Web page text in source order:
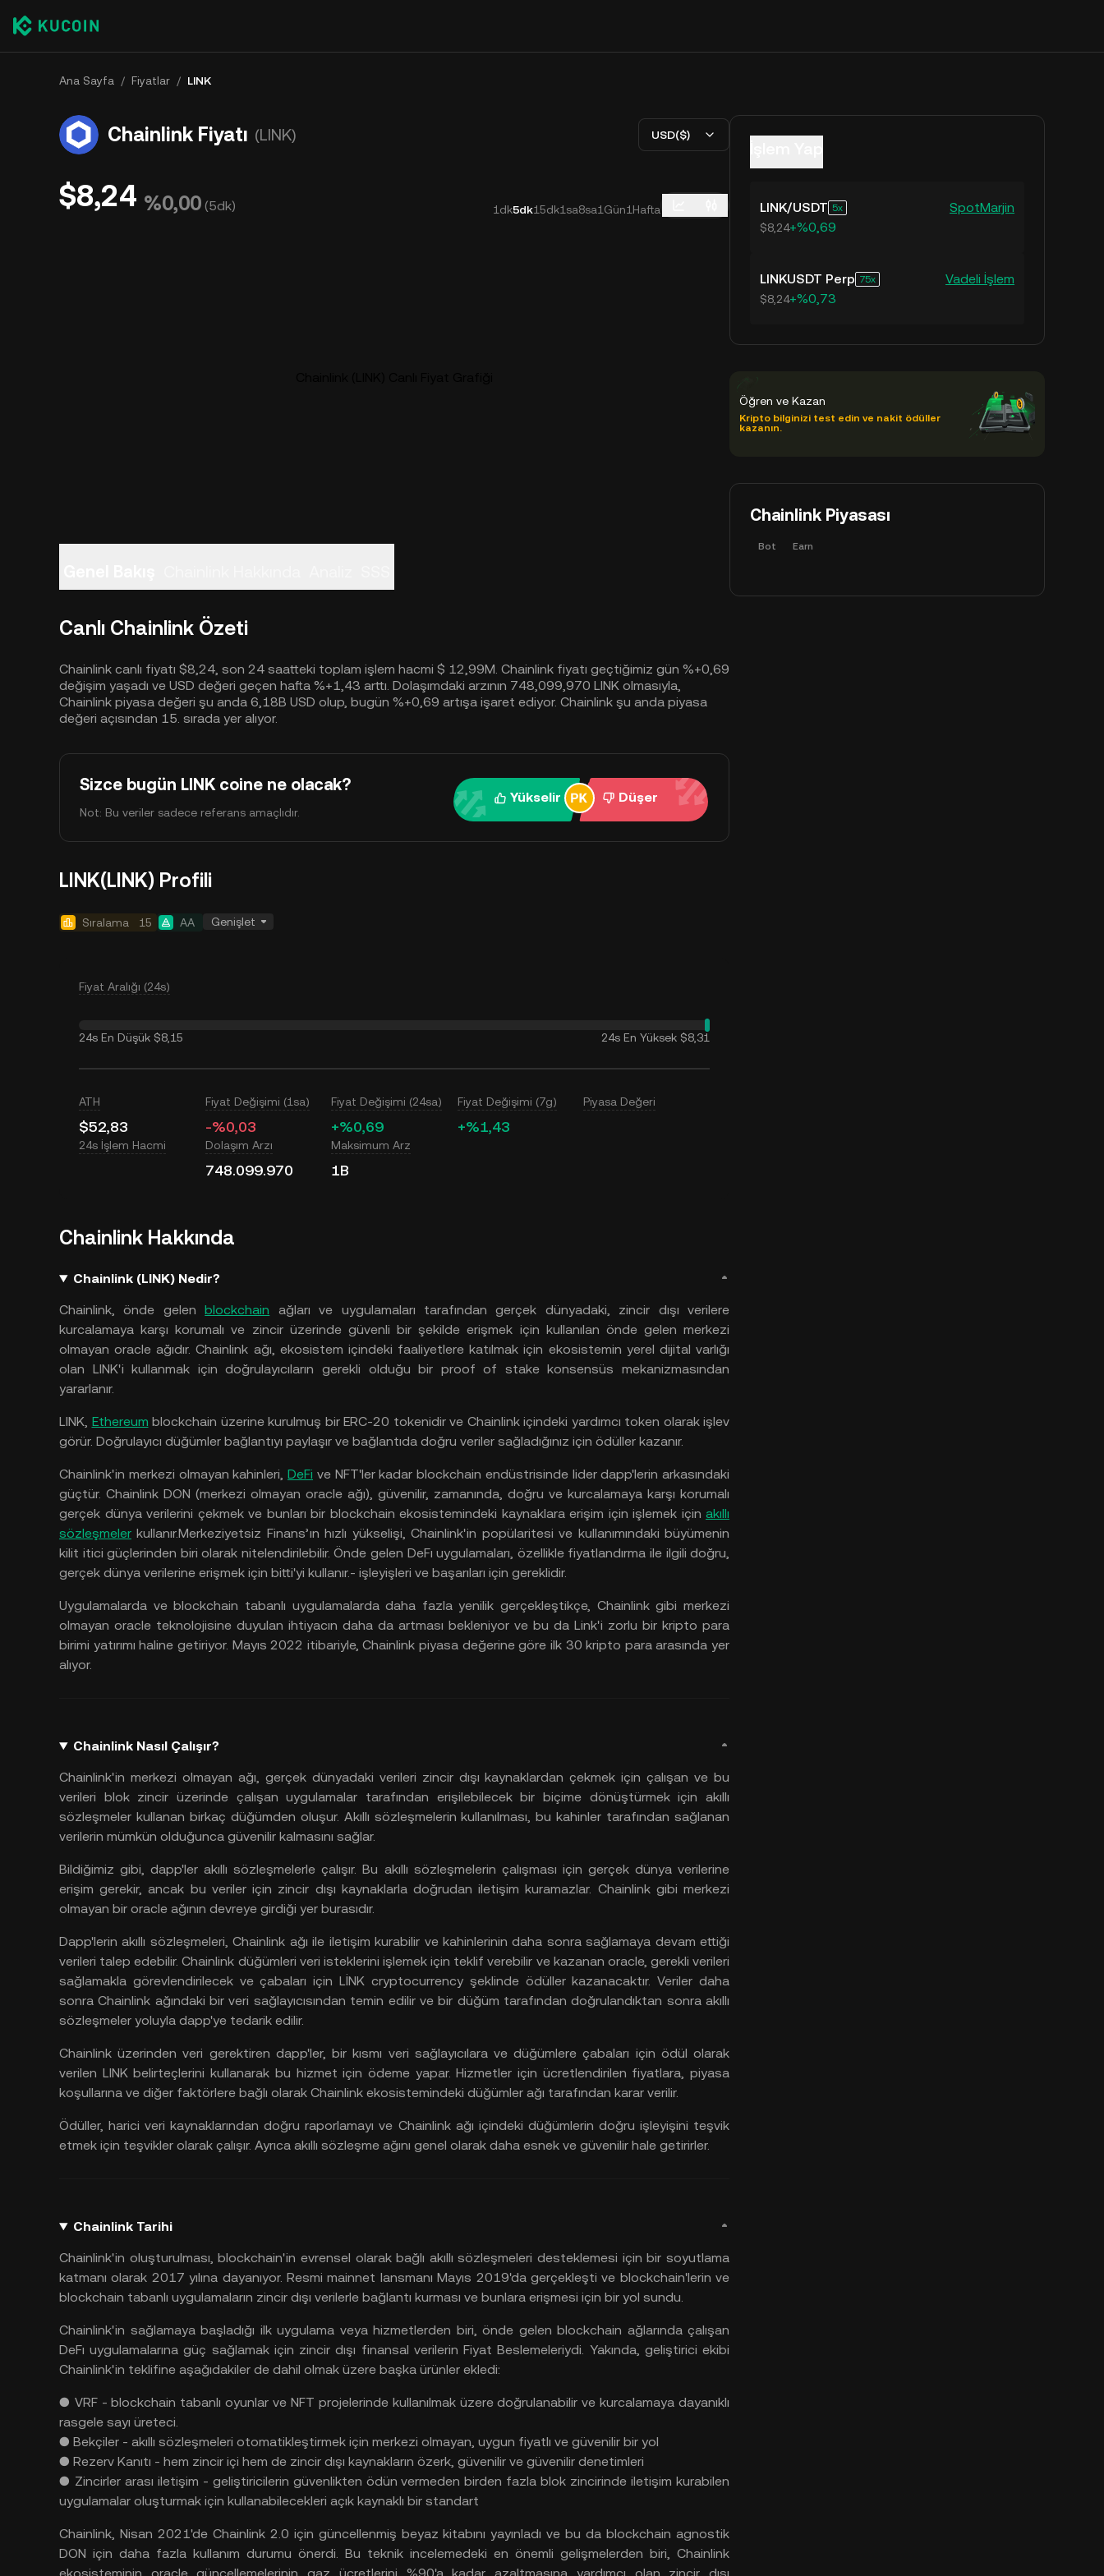
Ana Sayfa / Fiyatlar / LINK
Chainlink Fiyatı (LINK) USD($)
$8,24 %0,00 (5dk) 1dk5dk15dk1sa8sa1Gün1Hafta
Canlı Chainlink Özeti
Chainlink canlı fiyatı $8,24, son 24 saatteki toplam işlem hacmi $ 12,99M. Chainlink fiyatı geçtiğimiz gün %+0,69
değişim yaşadı ve USD değeri geçen hafta %+1,43 arttı. Dolaşımdaki arzının 748,099,970 LINK olmasıyla,
Chainlink piyasa değeri şu anda 6,18B USD olup, bugün %+0,69 artışa işaret ediyor. Chainlink şu anda piyasa
değeri açısından 15. sırada yer alıyor.
Sizce bugün LINK coine ne olacak?
Not: Bu veriler sadece referans amaçlıdır.
Yükselir Düşer
LINK(LINK) Profili
Sıralama 15 AA Genişlet
Fiyat Aralığı (24s)
24s En Düşük $8,15 24s En Yüksek $8,31
ATH
$52,83
Fiyat Değişimi (1sa)
-%0,03
Fiyat Değişimi (24sa)
+%0,69
Fiyat Değişimi (7g)
+%1,43
Piyasa Değeri
24s İşlem Hacmi Dolaşım Arzı
748.099.970
Maksimum Arz
1B
Chainlink Hakkında
Chainlink (LINK) Nedir?
Chainlink, önde gelen blockchain ağları ve uygulamaları tarafından gerçek dünyadaki, zincir dışı verilere
kurcalamaya karşı korumalı ve zincir üzerinde güvenli bir şekilde erişmek için kullanılan önde gelen merkezi
olmayan oracle ağıdır. Chainlink ağı, ekosistem içindeki faaliyetlere katılmak için ekosistemin yerel dijital varlığı
olan LINK'i kullanmak için doğrulayıcıların gerekli olduğu bir proof of stake konsensüs mekanizmasından
yararlanır.
LINK, Ethereum blockchain üzerine kurulmuş bir ERC-20 tokenidir ve Chainlink içindeki yardımcı token olarak işlev
görür. Doğrulayıcı düğümler bağlantıyı paylaşır ve bağlantıda doğru veriler sağladığınız için ödüller kazanır.
Chainlink'in merkezi olmayan kahinleri, DeFi ve NFT'ler kadar blockchain endüstrisinde lider dapp'lerin arkasındaki
güçtür. Chainlink DON (merkezi olmayan oracle ağı), güvenilir, zamanında, doğru ve kurcalamaya karşı korumalı
gerçek dünya verilerini çekmek ve bunları bir blockchain ekosistemindeki kaynaklara erişim için işlemek için akıllı
sözleşmeler kullanır.Merkeziyetsiz Finans’ın hızlı yükselişi, Chainlink'in popülaritesi ve kullanımındaki büyümenin
kilit itici güçlerinden biri olarak nitelendirilebilir. Önde gelen DeFı uygulamaları, özellikle fiyatlandırma ile ilgili doğru,
gerçek dünya verilerine erişmek için bitti'yi kullanır.- işleyişleri ve başarıları için gereklidir.
Uygulamalarda ve blockchain tabanlı uygulamalarda daha fazla yenilik gerçekleştikçe, Chainlink gibi merkezi
olmayan oracle teknolojisine duyulan ihtiyacın daha da artması bekleniyor ve bu da Link'i zorlu bir kripto para
birimi yatırımı haline getiriyor. Mayıs 2022 itibariyle, Chainlink piyasa değerine göre ilk 30 kripto para arasında yer
alıyor.
Chainlink Nasıl Çalışır?
Chainlink'in merkezi olmayan ağı, gerçek dünyadaki verileri zincir dışı kaynaklardan çekmek için çalışan ve bu
verileri blok zincir üzerinde çalışan uygulamalar tarafından erişilebilecek bir biçime dönüştürmek için akıllı
sözleşmeler kullanan birkaç düğümden oluşur. Akıllı sözleşmelerin kullanılması, bu kahinler tarafından sağlanan
verilerin mümkün olduğunca güvenilir kalmasını sağlar.
Bildiğimiz gibi, dapp'ler akıllı sözleşmelerle çalışır. Bu akıllı sözleşmelerin çalışması için gerçek dünya verilerine
erişim gerekir, ancak bu veriler için zincir dışı kaynaklarla doğrudan iletişim kuramazlar. Chainlink gibi merkezi
olmayan bir oracle ağının devreye girdiği yer burasıdır.
Dapp'lerin akıllı sözleşmeleri, Chainlink ağı ile iletişim kurabilir ve kahinlerinin daha sonra sağlamaya devam ettiği
verileri talep edebilir. Chainlink düğümleri veri isteklerini işlemek için teklif verebilir ve kazanan oracle, gerekli verileri
sağlamakla görevlendirilecek ve çabaları için LİNK cryptocurrency şeklinde ödüller kazanacaktır. Veriler daha
sonra Chainlink ağındaki bir veri sağlayıcısından temin edilir ve bir düğüm tarafından doğrulandıktan sonra akıllı
sözleşmeler yoluyla dapp'ye tedarik edilir.
Chainlink üzerinden veri gerektiren dapp'ler, bir kısmı veri sağlayıcılara ve düğümlere çabaları için ödül olarak
verilen LINK belirteçlerini kullanarak bu hizmet için ödeme yapar. Hizmetler için ücretlendirilen fiyatlara, piyasa
koşullarına ve diğer faktörlere bağlı olarak Chainlink ekosistemindeki düğümler ağı tarafından karar verilir.
Ödüller, harici veri kaynaklarından doğru raporlamayı ve Chainlink ağı içindeki düğümlerin doğru işleyişini teşvik
etmek için teşvikler olarak çalışır. Ayrıca akıllı sözleşme ağını genel olarak daha esnek ve güvenilir hale getirirler.
Chainlink Tarihi
Chainlink'in oluşturulması, blockchain'in evrensel olarak bağlı akıllı sözleşmeleri desteklemesi için bir soyutlama
katmanı olarak 2017 yılına dayanıyor. Resmi mainnet lansmanı Mayıs 2019'da gerçekleşti ve blockchain'lerin ve
blockchain tabanlı uygulamaların zincir dışı verilerle bağlantı kurması ve bunlara erişmesi için bir yol sundu.
Chainlink'in sağlamaya başladığı ilk uygulama veya hizmetlerden biri, önde gelen blockchain ağlarında çalışan
DeFı uygulamalarına güç sağlamak için zincir dışı finansal verilerin Fiyat Beslemeleriydi. Yakında, geliştirici ekibi
Chainlink'in teklifine aşağıdakiler de dahil olmak üzere başka ürünler ekledi:
● VRF - blockchain tabanlı oyunlar ve NFT projelerinde kullanılmak üzere doğrulanabilir ve kurcalamaya dayanıklı
rasgele sayı üreteci.
● Bekçiler - akıllı sözleşmeleri otomatikleştirmek için merkezi olmayan, uygun fiyatlı ve güvenilir bir yol
● Rezerv Kanıtı - hem zincir içi hem de zincir dışı kaynakların özerk, güvenilir ve güvenilir denetimleri
● Zincirler arası iletişim - geliştiricilerin güvenlikten ödün vermeden birden fazla blok zincirinde iletişim kurabilen
uygulamalar oluşturmak için kullanabilecekleri açık kaynaklı bir standart
Chainlink, Nisan 2021'de Chainlink 2.0 için güncellenmiş beyaz kitabını yayınladı ve bu da blockchain agnostik
DON için daha fazla kullanım durumu önerdi. Bu teknik incelemedeki en önemli gelişmelerden biri, Chainlink
LINK/USDT 5 SpotMarjin
$8,24+%0,69
LINKUSDT Perp 75 Vadeli İşlem
$8,24+%0,73
Öğren ve Kazan
Kripto bilginizi test edin ve nakit ödüller
kazanın.
Chainlink Piyasası
Bot Earn